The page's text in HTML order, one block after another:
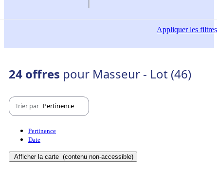
Appliquerles filtres
24 offres pour Masseur - Lot (46)
Trier par Pertinence
Pertinence
Date
Afficher la carte (contenu non-accessible)